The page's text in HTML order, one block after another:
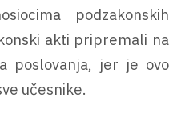
podzakonskih
akti pripremali na
poslovanja, jer je ovo
učesnike.